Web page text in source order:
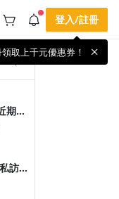
｜
現
饋！
滿
：即
好康
任一
點數
PPA
登入/註冊
取上千元優惠券！
期迎
，
落
訪行